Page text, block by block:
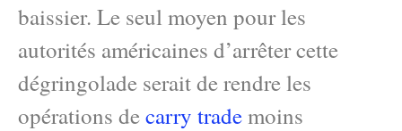
baissier. Le seul moyen pour les
autorités américaines d’arrêter cette
dégringolade serait de rendre les
opérations decarry trademoins